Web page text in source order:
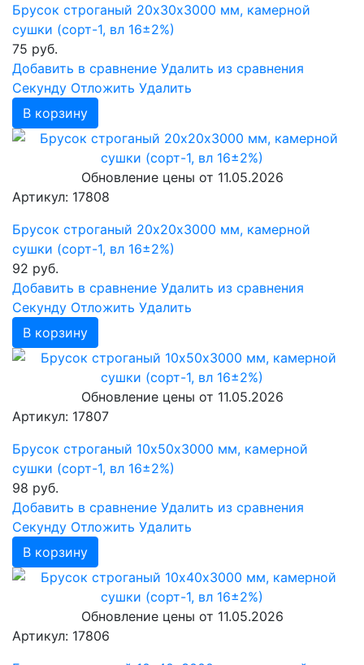
Брусок строганый 20х30х3000 мм, камерной
сушки (сорт-1, вл 16±2%)
75 руб.
Добавить в сравнение Удалить из сравнения
Cекунду Отложить Удалить
В корзину
Обновление цены от 11.05.2026
Артикул: 17808
Брусок строганый 20х20х3000 мм, камерной
сушки (сорт-1, вл 16±2%)
92 руб.
Добавить в сравнение Удалить из сравнения
Cекунду Отложить Удалить
В корзину
Обновление цены от 11.05.2026
Артикул: 17807
Брусок строганый 10х50х3000 мм, камерной
сушки (сорт-1, вл 16±2%)
98 руб.
Добавить в сравнение Удалить из сравнения
Cекунду Отложить Удалить
В корзину
Обновление цены от 11.05.2026
Артикул: 17806